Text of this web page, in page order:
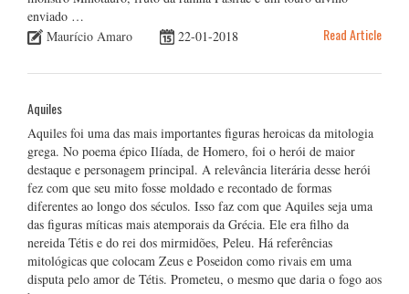
enviado …
Maurício Amaro
22-01-2018 Read Article
Aquiles
Aquiles foi uma das mais importantes figuras heroicas da mitologia
grega. No poema épico Ilíada, de Homero, foi o herói de maior
destaque e personagem principal. A relevância literária desse herói
fez com que seu mito fosse moldado e recontado de formas
diferentes ao longo dos séculos. Isso faz com que Aquiles seja uma
das figuras míticas mais atemporais da Grécia. Ele era filho da
nereida Tétis e do rei dos mirmidões, Peleu. Há referências
mitológicas que colocam Zeus e Poseidon como rivais em uma
disputa pelo amor de Tétis. Prometeu, o mesmo que daria o fogo aos